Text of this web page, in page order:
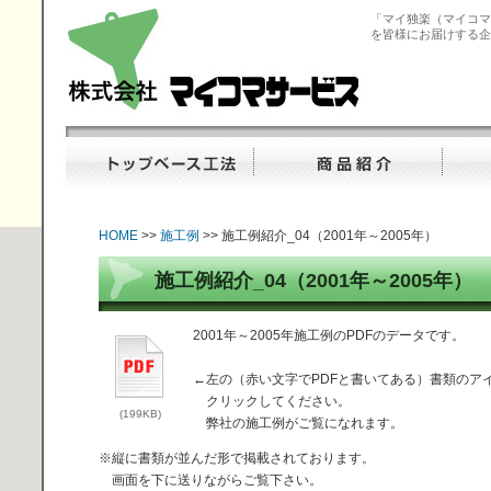
マイコマ（マイ独
楽）、コマ型コンクリ
社マイコマサービス
「マイ独楽（マイコ
を皆様にお届けする
HOME >> 施工例 >> 施工例紹介_04（2001年～2005年）
施工例紹介_04（2001年～2005年）
(199KB)
2001年～2005年施工例のPDFのデータです。
←左の（赤い文字でPDFと書いてある）書類のア
クリックしてください。
弊社の施工例がご覧になれます。
※縦に書類が並んだ形で掲載されております。
画面を下に送りながらご覧下さい。